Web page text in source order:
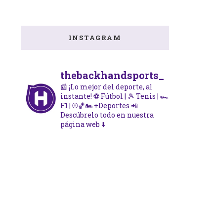
INSTAGRAM
thebackhandsports_
📰 ¡Lo mejor del deporte, al
instante! ⚽ Fútbol | 🎾 Tenis | 🏎️
F1 | ⚾🏀🏍️ +Deportes 📲
Descúbrelo todo en nuestra
página web ⬇️